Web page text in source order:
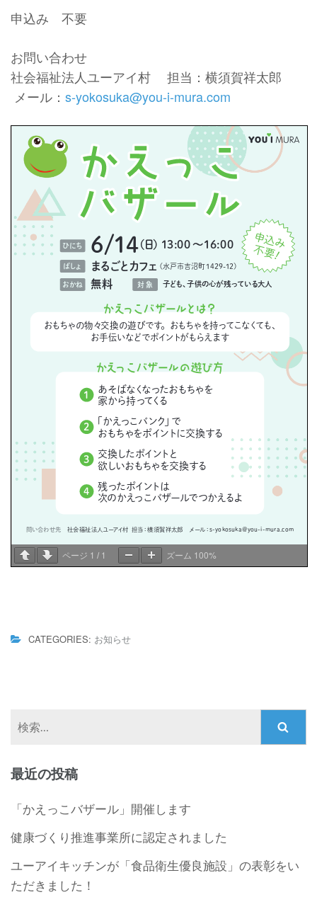
申込み 不要
お問い合わせ
社会福祉法人ユーアイ村 担当：横須賀祥太郎
メール： s-yokosuka@you-i-mura.com
ページ 1 / 1 ズーム 100%
CATEGORIES: お知らせ
最近の投稿
「かえっこバザール」開催します
健康づくり推進事業所に認定されました
ユーアイキッチンが「食品衛生優良施設」の表彰をい
ただきました！